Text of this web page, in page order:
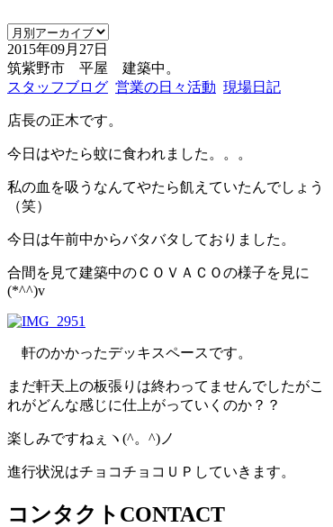
2015年09月27日
筑紫野市 平屋 建築中。
スタッフブログ 営業の日々活動 現場日記
店長の正木です。
今日はやたら蚊に食われました。。。
私の血を吸うなんてやたら飢えていたんでしょう
（笑）
今日は午前中からバタバタしておりました。
合間を見て建築中のＣＯＶＡＣＯの様子を見に
(*^^)v
軒のかかったデッキスペースです。
まだ軒天上の板張りは終わってませんでしたがこ
れがどんな感じに仕上がっていくのか？？
楽しみですねぇヽ(^。^)ノ
進行状況はチョコチョコＵＰしていきます。
コンタクト CONTACT